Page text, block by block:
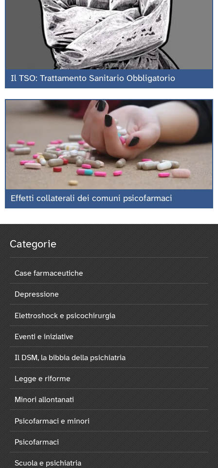
Il TSO: Trattamento Sanitario Obbligatorio
Effetti collaterali dei comuni psicofarmaci
Categorie
Case farmaceutiche
Depressione
Elettroshock e psicochirurgia
Eventi e iniziative
Il DSM, la bibbia della psichiatria
Legge e riforme
Minori allontanati
Psicofarmaci e minori
Psicofarmaci
Scuola e psichiatria